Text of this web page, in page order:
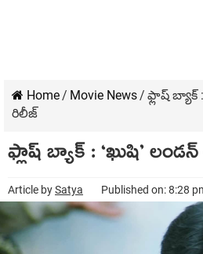
Home/ Movie News/ ఫ్లాష్ బ్యాక్
రిలీజ్
ఫ్లాష్ బ్యాక్ : ‘ఖుషి’
Article bySatya Published on: 8:28